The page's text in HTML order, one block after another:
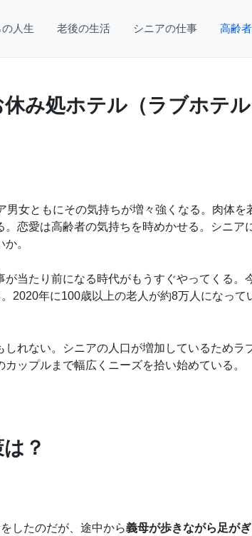
人生 老後の生活 シニアの仕事 高齢
み処ホテル（ラブホテル
女ともにその気持ちが増々強くなる。肉体を
恋愛は高齢者の気持ちを時めかせる。シニア
。
当たり前になる時代がもうすぐやってくる。
2020年に100歳以上の老人が約8万人になって
しれない。シニアの人口が増加しているためラ
ップルまで幅広くニーズを拾い始めている。
？
したのだが、途中から義母が歩きながら足が